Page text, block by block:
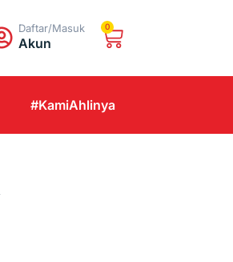
Daftar/Masuk
Akun
0
#KamiAhlinya